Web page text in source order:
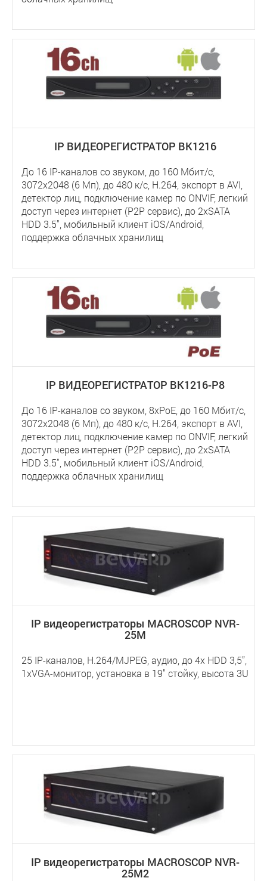
IP ВИДЕОРЕГИСТРАТОР BK1216
До 16 IP-каналов со звуком, до 160 Мбит/с,
3072x2048 (6 Мп), до 480 к/с, Н.264, экспорт в AVI,
детектор лиц, подключение камер по ONVIF, легкий
доступ через интернет (P2P сервис), до 2хSATA
HDD 3.5'', мобильный клиент iOS/Android,
поддержка облачных хранилищ
IP ВИДЕОРЕГИСТРАТОР BK1216-P8
До 16 IP-каналов со звуком, 8xPoE, до 160 Мбит/с,
3072x2048 (6 Мп), до 480 к/с, Н.264, экспорт в AVI,
детектор лиц, подключение камер по ONVIF, легкий
доступ через интернет (P2P сервис), до 2хSATA
HDD 3.5'', мобильный клиент iOS/Android,
поддержка облачных хранилищ
IP видеорегистраторы MACROSCOP NVR-
25M
25 IP-каналов, H.264/MJPEG, аудио, до 4х HDD 3,5”,
1хVGA-монитор, установка в 19" стойку, высота 3U
IP видеорегистраторы MACROSCOP NVR-
25M2